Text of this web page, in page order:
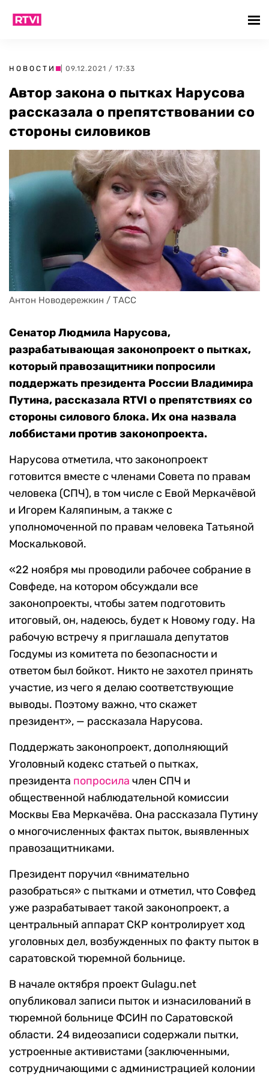
НОВОСТИ | 09.12.2021 / 17:33
Автор закона о пытках Нарусова
рассказала о препятствовании со
стороны силовиков
Антон Новодережкин / ТАСС
Сенатор Людмила Нарусова,
разрабатывающая законопроект о пытках,
который правозащитники попросили
поддержать президента России Владимира
Путина, рассказала RTVI о препятствиях со
стороны силового блока. Их она назвала
лоббистами против законопроекта.
Нарусова отметила, что законопроект
готовится вместе с членами Совета по правам
человека (СПЧ), в том числе с Евой Меркачёвой
и Игорем Каляпиным, а также с
уполномоченной по правам человека Татьяной
Москальковой.
«22 ноября мы проводили рабочее собрание в
Совфеде, на котором обсуждали все
законопроекты, чтобы затем подготовить
итоговый, он, надеюсь, будет к Новому году. На
рабочую встречу я приглашала депутатов
Госдумы из комитета по безопасности и
ответом был бойкот. Никто не захотел принять
участие, из чего я делаю соответствующие
выводы. Поэтому важно, что скажет
президент», — рассказала Нарусова.
Поддержать законопроект, дополняющий
Уголовный кодекс статьей о пытках,
президента попросила член СПЧ и
общественной наблюдательной комиссии
Москвы Ева Меркачёва. Она рассказала Путину
о многочисленных фактах пыток, выявленных
правозащитниками.
Президент поручил «внимательно
разобраться» с пытками и отметил, что Совфед
уже разрабатывает такой законопроект, а
центральный аппарат СКР контролирует ход
уголовных дел, возбужденных по факту пыток в
саратовской тюремной больнице.
В начале октября проект Gulagu.net
опубликовал записи пыток и изнасилований в
тюремной больнице ФСИН по Саратовской
области. 24 видеозаписи содержали пытки,
устроенные активистами (заключенными,
сотрудничающими с администрацией колонии